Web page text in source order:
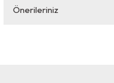
Önerileriniz